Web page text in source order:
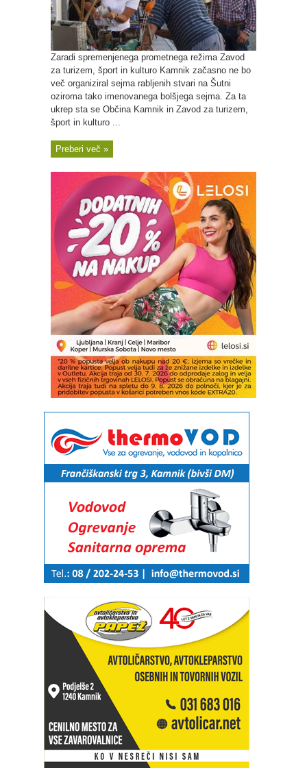
Zaradi spremenjenega prometnega režima Zavod
za turizem, šport in kulturo Kamnik začasno ne bo
več organiziral sejma rabljenih stvari na Šutni
oziroma tako imenovanega bolšjega sejma. Za ta
ukrep sta se Občina Kamnik in Zavod za turizem,
šport in kulturo ...
Preberi več »